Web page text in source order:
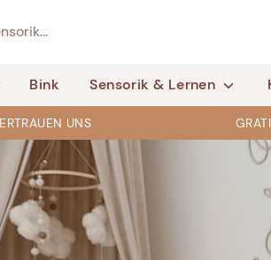
Bink Sensorik & Lernen
UNS